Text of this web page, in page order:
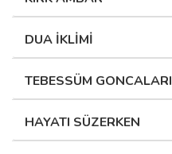
DUA İKLİMİ
TEBESSÜM GONCALARI
HAYATI SÜZERKEN